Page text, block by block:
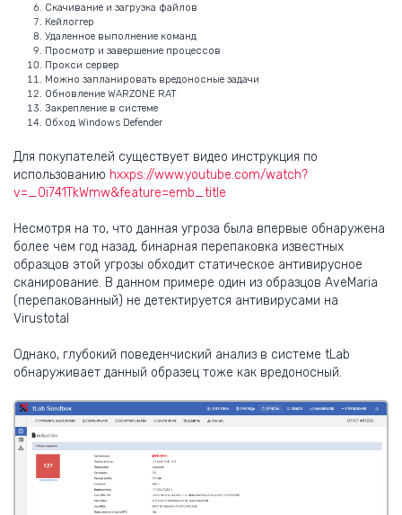
Скачивание и загрузка файлов
Кейлоггер
Удаленное выполнение команд
Просмотр и завершение процессов
Прокси сервер
Можно запланировать вредоносные задачи
Обновление WARZONE RAT
Закрепление в системе
Обход Windows Defender
Для покупателей существует видео инструкция по
использованию hxxps://www.youtube.com/watch?
v=_0i741TkWmw&feature=emb_title
Несмотря на то, что данная угроза была впервые обнаружена
более чем год назад, бинарная перепаковка известных
образцов этой угрозы обходит статическое антивирусное
сканирование. В данном примере один из образцов AveMaria
(перепакованный) не детектируется антивирусами на
Virustotal
Однако, глубокий поведенчиский анализ в системе tLab
обнаруживает данный образец тоже как вредоносный.